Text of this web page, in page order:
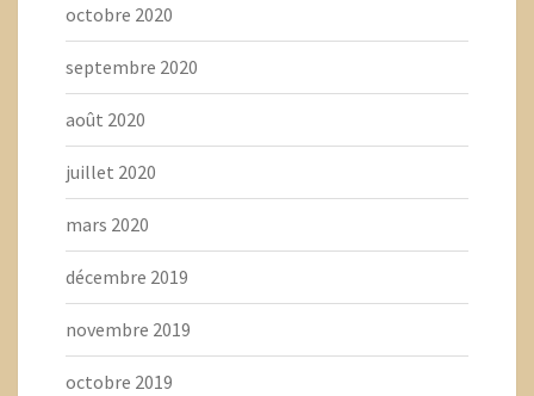
octobre 2020
septembre 2020
août 2020
juillet 2020
mars 2020
décembre 2019
novembre 2019
octobre 2019